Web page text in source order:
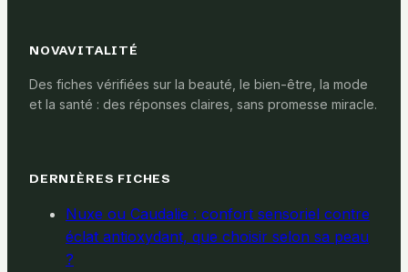
NOVAVITALITÉ
Des fiches vérifiées sur la beauté, le bien-être, la mode
et la santé : des réponses claires, sans promesse miracle.
DERNIÈRES FICHES
Nuxe ou Caudalie : confort sensoriel contre
éclat antioxydant, que choisir selon sa peau
?